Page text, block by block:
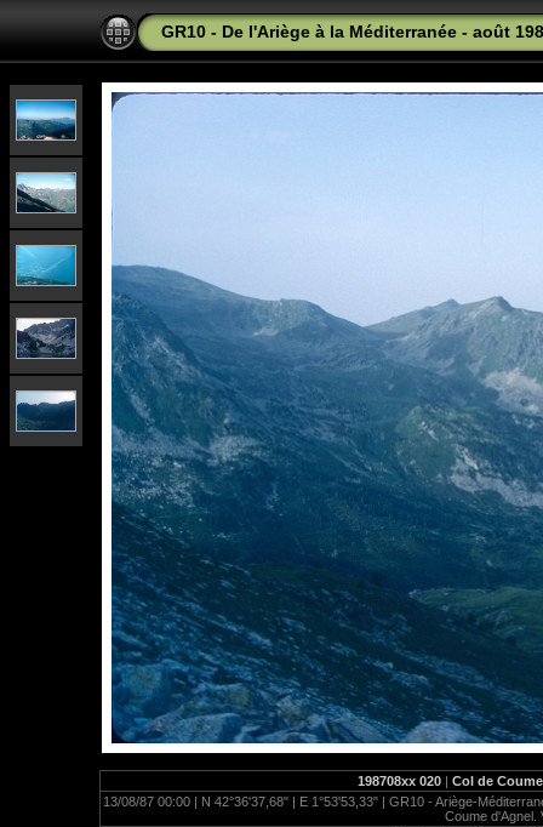
GR10 - De l'Ariège à la Méditerranée - août
198708xx 020| Col de
13/08/87 00:00 | N 42°36'37,68" | E 1°53'53,33" | GR10 - Ariège-
Coume